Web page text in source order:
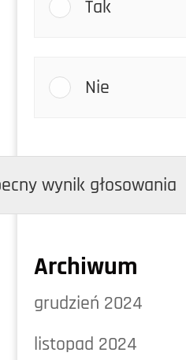
Tak
Nie
wynik głosowania
Archiwum
grudzień 2024
listopad 2024